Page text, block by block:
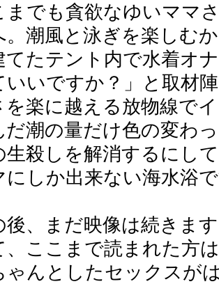
までも貪欲なゆいママ
。潮風と泳ぎを楽しむ
てたテント内で水着オ
いいですか？」と取材
を楽に越える放物線で
だ潮の量だけ色の変わ
生殺しを解消するにし
にしか出来ない海水浴
後、まだ映像は続きま
、ここまで読まれた方
ゃんとしたセックスが